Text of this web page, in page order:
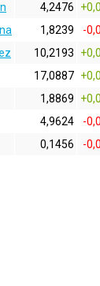
4,2476
1,8239 -
10,2193
17,0887
1,8869
4,9624 -
0,1456 -